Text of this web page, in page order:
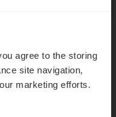
agree to the storing
site navigation,
marketing efforts.